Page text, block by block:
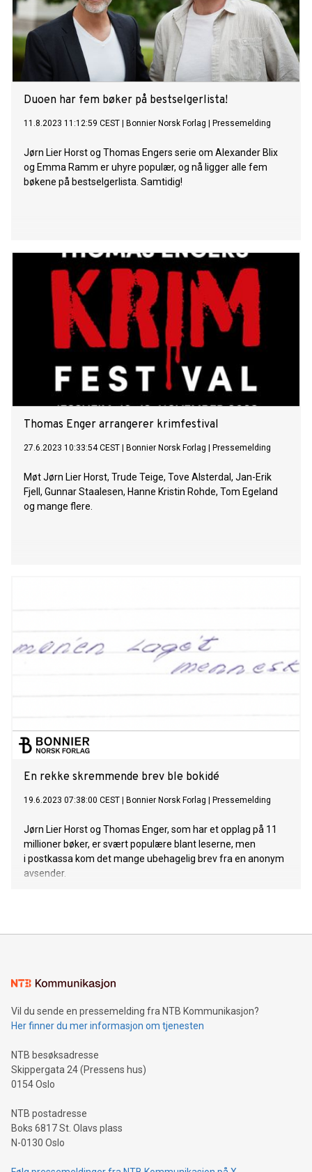
Duoen har fem bøker på bestselgerlista!
11.8.2023 11:12:59 CEST Bonnier Norsk Forlag Pressemelding
Jørn Lier Horst og Thomas Engers serie om Alexander Blix
og Emma Ramm er uhyre populær, og nå ligger alle fem
bøkene på bestselgerlista. Samtidig!
Thomas Enger arrangerer krimfestival
27.6.2023 10:33:54 CEST Bonnier Norsk Forlag Pressemelding
Møt Jørn Lier Horst, Trude Teige, Tove Alsterdal, Jan-Erik
Fjell, Gunnar Staalesen, Hanne Kristin Rohde, Tom Egeland
og mange flere.
En rekke skremmende brev ble bokidé
19.6.2023 07:38:00 CEST Bonnier Norsk Forlag Pressemelding
Jørn Lier Horst og Thomas Enger, som har et opplag på 11
millioner bøker, er svært populære blant leserne, men
i postkassa kom det mange ubehagelig brev fra en anonym
avsender.
Vil du sende en pressemelding fra NTB Kommunikasjon?
Her finner du mer informasjon om tjenesten
NTB besøksadresse
Skippergata 24 (Pressens hus)
0154 Oslo
NTB postadresse
Boks 6817 St. Olavs plass
N-0130 Oslo